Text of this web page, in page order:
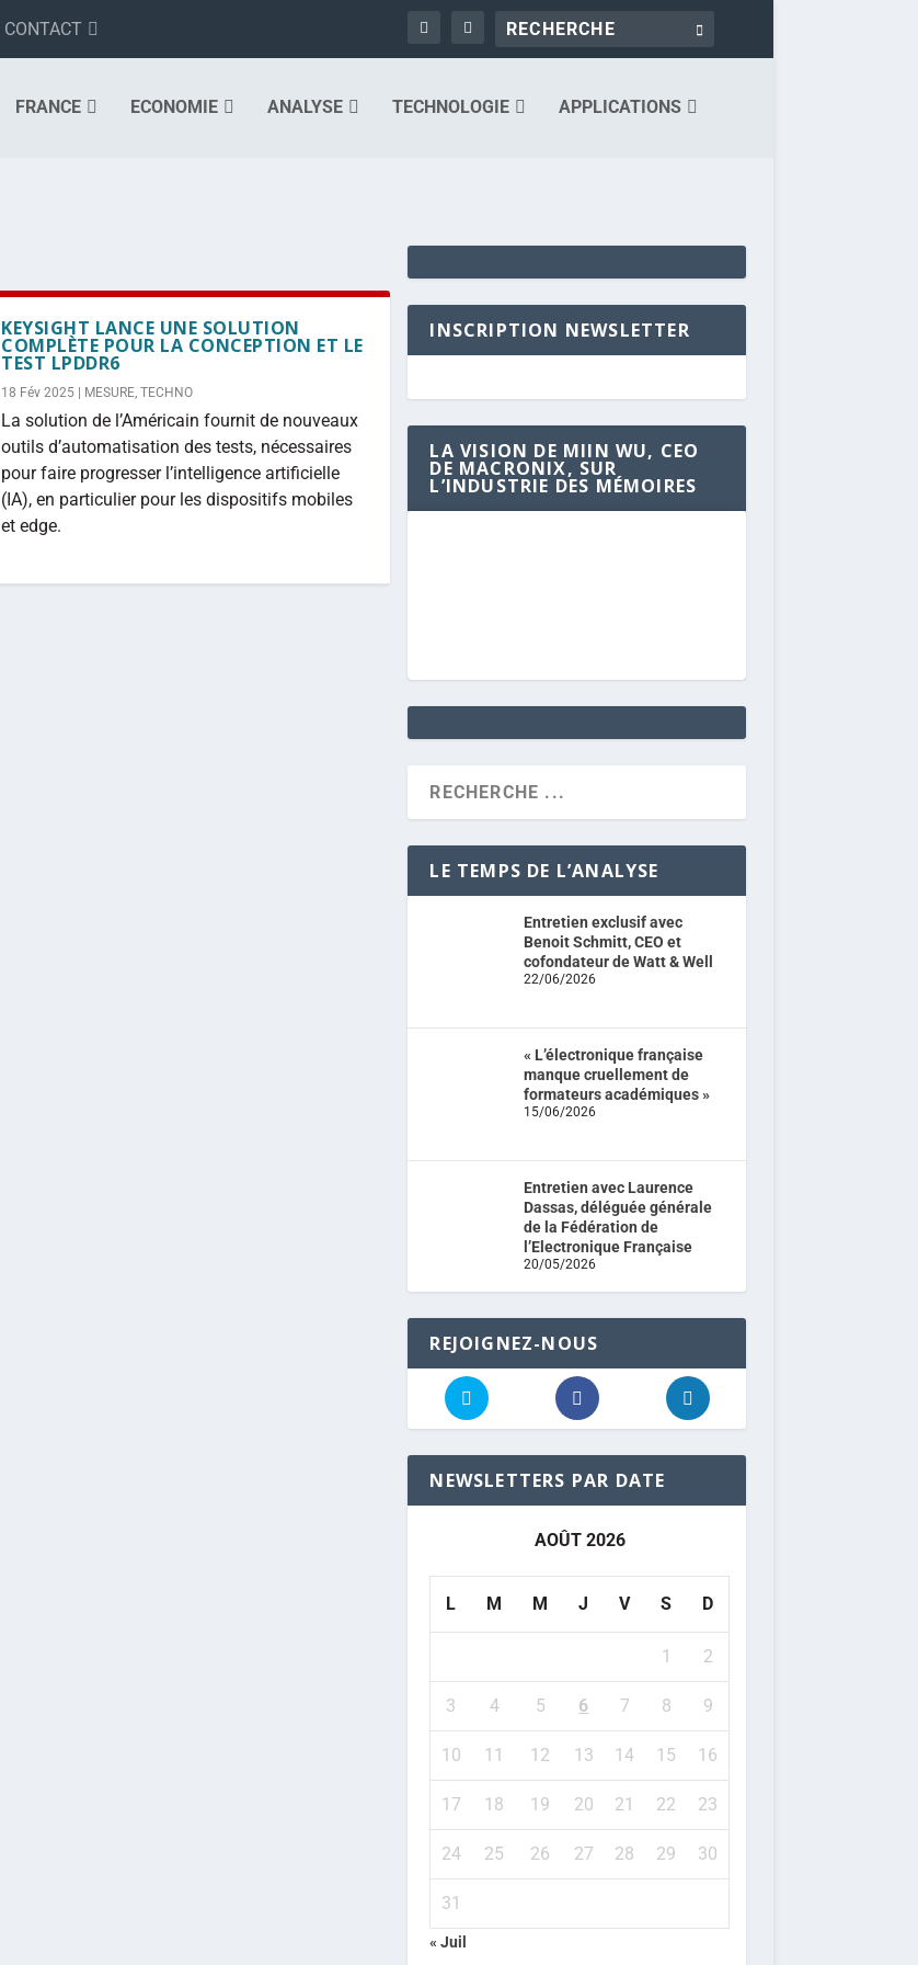
CONTACT
FRANCE ECONOMIE ANALYSE TECHNOLOGIE APPLICATIONS
KEYSIGHT LANCE UNE SOLUTION
COMPLÈTE POUR LA CONCEPTION ET LE
TEST LPDDR6
18 Fév 2025 MESURE,TECHNO
La solution de l’Américain fournit de nouveaux
outils d’automatisation des tests, nécessaires
pour faire progresser l’intelligence artificielle
(IA), en particulier pour les dispositifs mobiles
et edge.
INSCRIPTION NEWSLETTER
LA VISION DE MIIN WU, CEO
DE MACRONIX, SUR
L’INDUSTRIE DES MÉMOIRES
LE TEMPS DE L’ANALYSE
Entretien exclusif avec
Benoit Schmitt, CEO et
cofondateur de Watt & Well
22/06/2026
« L’électronique française
manque cruellement de
formateurs académiques »
15/06/2026
Entretien avec Laurence
Dassas, déléguée générale
de la Fédération de
l’Electronique Française
20/05/2026
REJOIGNEZ-NOUS
NEWSLETTERS PAR DATE
AOÛT 2026
L M M J V S D
1 2
3 4 5 6 7 8 9
10 11 12 13 14 15 16
17 18 19 20 21 22 23
24 25 26 27 28 29 30
31
« Juil